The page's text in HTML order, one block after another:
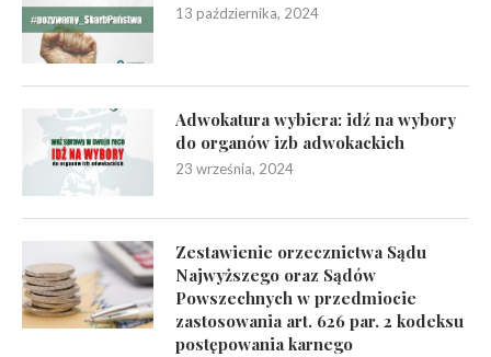
13 października, 2024
Adwokatura wybiera: idź na wybory
do organów izb adwokackich
23 września, 2024
Zestawienie orzecznictwa Sądu
Najwyższego oraz Sądów
Powszechnych w przedmiocie
zastosowania art. 626 par. 2 kodeksu
postępowania karnego